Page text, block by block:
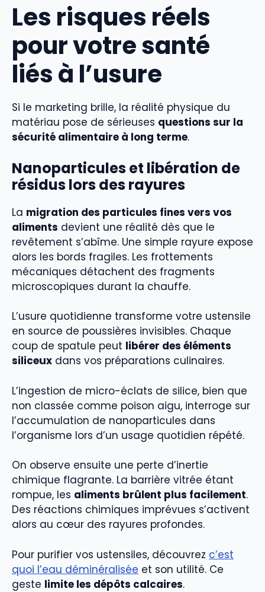
Les risques réels
pour votre santé
liés à l’usure
Si le marketing brille, la réalité physique du
matériau pose de sérieuses questions sur la
sécurité alimentaire à long terme.
Nanoparticules et libération de
résidus lors des rayures
La migration des particules fines vers vos
aliments devient une réalité dès que le
revêtement s’abîme. Une simple rayure expose
alors les bords fragiles. Les frottements
mécaniques détachent des fragments
microscopiques durant la chauffe.
L’usure quotidienne transforme votre ustensile
en source de poussières invisibles. Chaque
coup de spatule peut libérer des éléments
siliceux dans vos préparations culinaires.
L’ingestion de micro-éclats de silice, bien que
non classée comme poison aigu, interroge sur
l’accumulation de nanoparticules dans
l’organisme lors d’un usage quotidien répété.
On observe ensuite une perte d’inertie
chimique flagrante. La barrière vitrée étant
rompue, les aliments brûlent plus facilement.
Des réactions chimiques imprévues s’activent
alors au cœur des rayures profondes.
Pour purifier vos ustensiles, découvrez c’est
quoi l’eau déminéralisée et son utilité. Ce
geste limite les dépôts calcaires.